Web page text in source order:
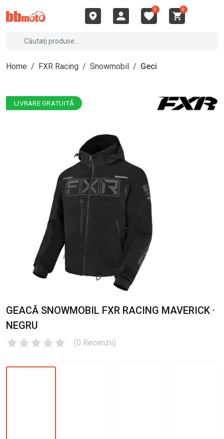
0 0
Home / FXR Racing / Snowmobil / Geci
LIVRARE GRATUITĂ
GEACĂ SNOWMOBIL FXR RACING MAVERICK ·
NEGRU
(0 Recenzii)